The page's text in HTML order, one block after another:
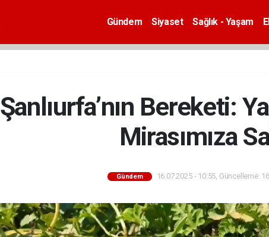
Gündem Siyaset Sağlık - Yaşam
Şanlıurfa’nın Bereketi:
Mirasımıza
Gündem 16.07.2025 - 10:55, Güncelleme: